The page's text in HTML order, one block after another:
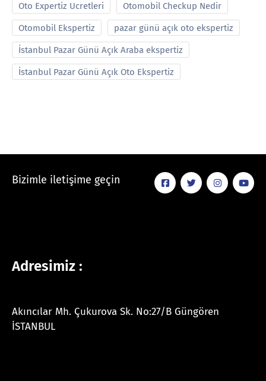
Oto Expertiz Ucretleri Otomobil Checkup Nedir
Otomobil Ekspertiz pazar günü açık oto ekspertiz
İstanbul Pazar Günü Açık Araba ekspertiz
İstanbul Pazar Günü Açık Oto Ekspertiz
Bizimle iletişime geçin
Adresimiz :
Akıncılar Mh. Çukurova Sk. No:27/B Güngören
İSTANBUL